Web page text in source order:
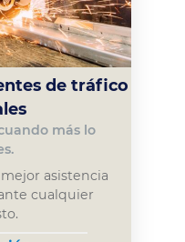
de tráfico
más lo
asistencia
cualquier